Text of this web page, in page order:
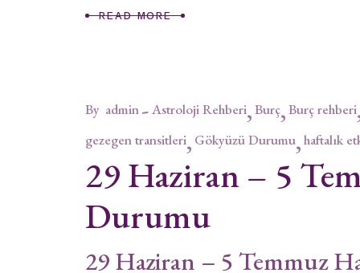
READ MORE
By admin Astroloji Rehberi Burç Burç rehberi
gezegen transitleri Gökyüzü Durumu haftalık
29 Haziran – 5
Durumu
29 Haziran – 5 Temmuz